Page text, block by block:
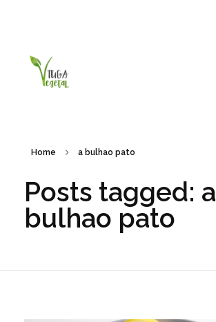
Home a bulhao pato
Posts tagged: a
bulhao pato